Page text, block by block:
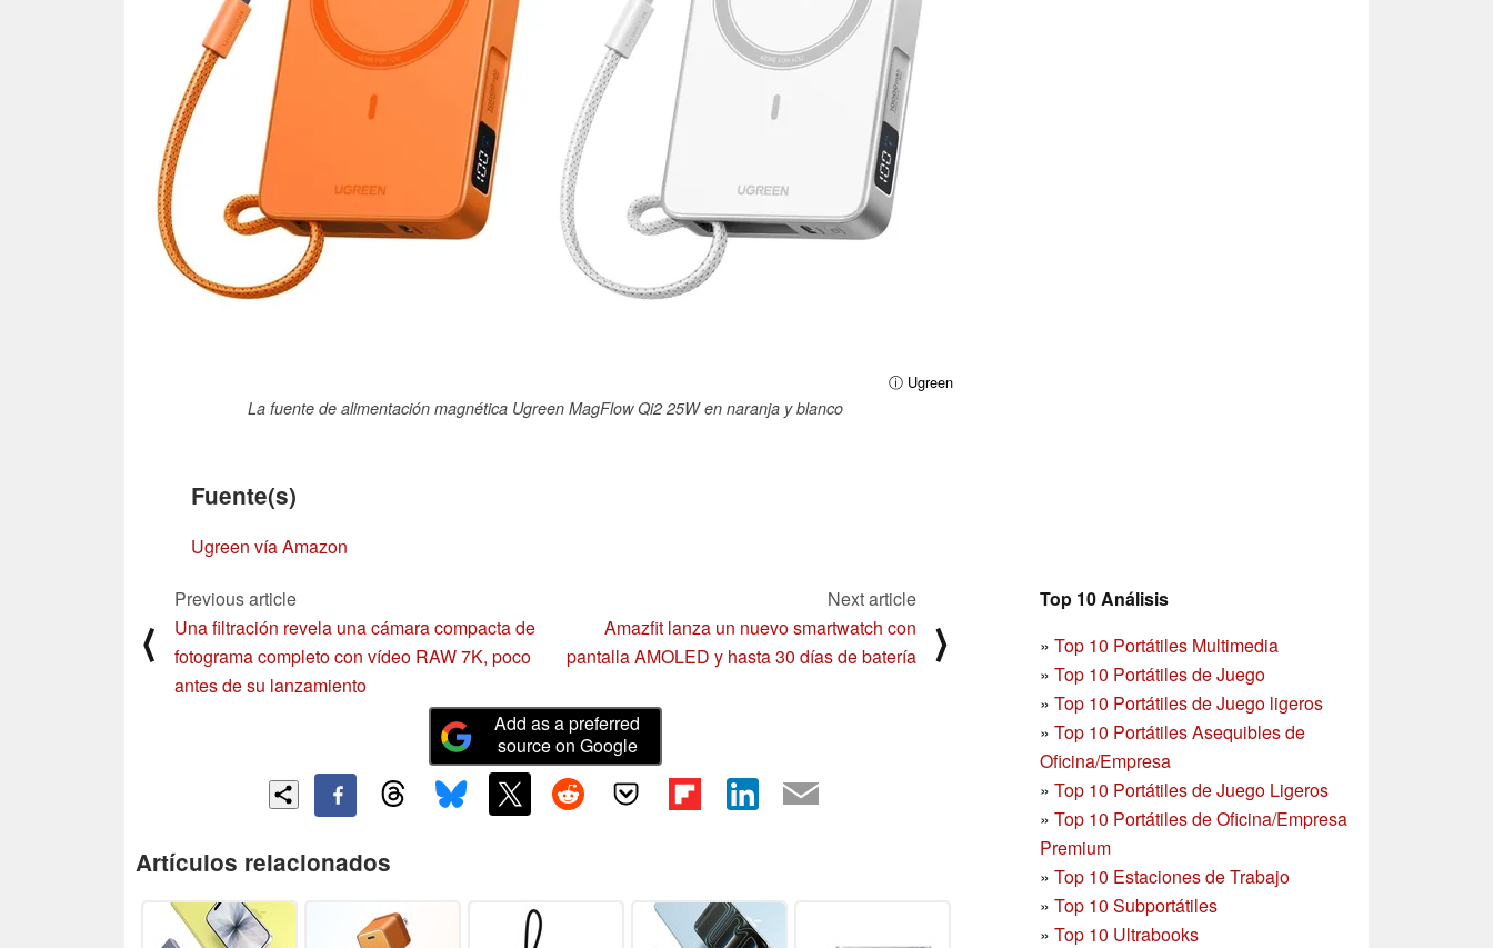
ⓘ Ugreen
La fuente de alimentación magnética Ugreen MagFlow Qi2 25W en naranja y blanco
Fuente(s)
Ugreen vía Amazon
Top 10 Análisis
» Top 10 Portátiles Multimedia
» Top 10 Portátiles de Juego
» Top 10 Portátiles de Juego ligeros
» Top 10 Portátiles Asequibles de
Oficina/Empresa
» Top 10 Portátiles de Juego Ligeros
» Top 10 Portátiles de Oficina/Empresa
Premium
» Top 10 Estaciones de Trabajo
» Top 10 Subportátiles
» Top 10 Ultrabooks
⟨
Previous article
Una filtración revela una cámara compacta de
fotograma completo con vídeo RAW 7K, poco
antes de su lanzamiento
Next article
Amazfit lanza un nuevo smartwatch con
pantalla AMOLED y hasta 30 días de batería
⟩
Add as a preferred
source on Google
Artículos relacionados